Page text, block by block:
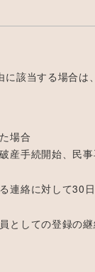
該当する場合
場合
産手続開始、民
連絡に対して30
としての登録の